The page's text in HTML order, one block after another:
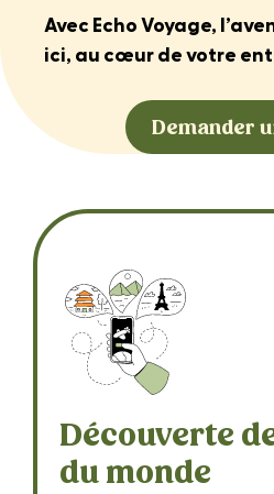
Avec Echo Voyage,
ici, au cœur de votre
Demander
Découverte
du monde